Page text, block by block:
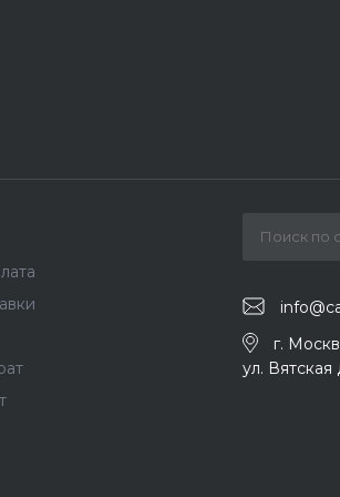
г.
ул. Вятская